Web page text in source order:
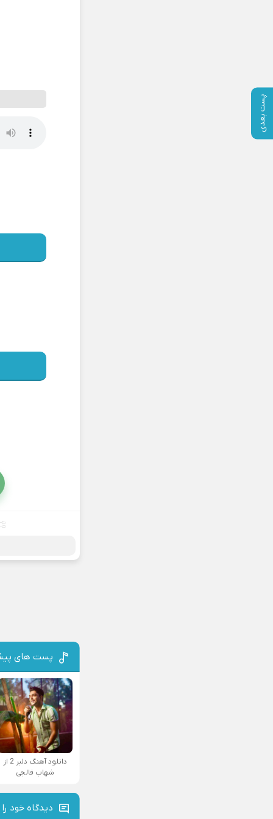
پست بعدی
پست های
دانلود آهنگ دلبر 2 از
شهاب فالجی
دیدگاه خود